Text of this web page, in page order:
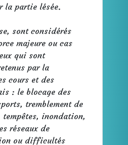
la partie lésée.
sont considérés
majeure ou cas
qui sont
par la
cours et des
: le blocage des
tremblement de
inondation,
réseaux de
ou difficultés